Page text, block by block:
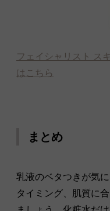
フェイシャリスト ス
はこちら
まとめ
乳液のベタつきが気
タイミング、肌質に